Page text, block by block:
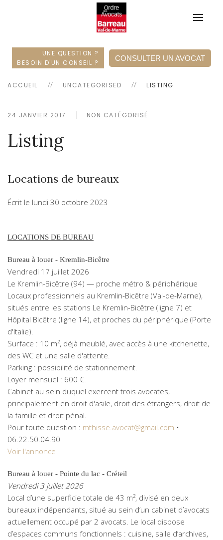
UNE QUESTION ?
BESOIN D'UN CONSEIL ?
CONSULTER UN AVOCAT
ACCUEIL UNCATEGORISED LISTING
24 JANVIER 2017 NON CATÉGORISÉ
Listing
Locations de bureaux
Écrit le lundi 30 octobre 2023
LOCATIONS DE BUREAU
Bureau à louer - Kremlin-Bicêtre
Vendredi 17 juillet 2026
Le Kremlin-Bicêtre (94) — proche métro & périphérique
Locaux professionnels au Kremlin-Bicêtre (Val-de-Marne),
situés entre les stations Le Kremlin-Bicêtre (ligne 7) et
Hôpital Bicêtre (ligne 14), et proches du périphérique (Porte
d'Italie).
Surface : 10 m², déjà meublé, avec accès à une kitchenette,
des WC et une salle d'attente.
Parking : possibilité de stationnement.
Loyer mensuel : 600 €.
Cabinet au sein duquel exercent trois avocates,
principalement en droit d'asile, droit des étrangers, droit de
la famille et droit pénal.
Pour toute question : mthisse.avocat@gmail.com •
06.22.50.04.90
Voir l'annonce
Bureau à louer - Pointe du lac - Créteil
Vendredi 3 juillet 2026
Local d’une superficie totale de 43 m², divisé en deux
bureaux indépendants, situé au sein d’un cabinet d’avocats
actuellement occupé par 2 avocats. Le local dispose
d’espaces communs fonctionnels : cuisine, salle d’archives,